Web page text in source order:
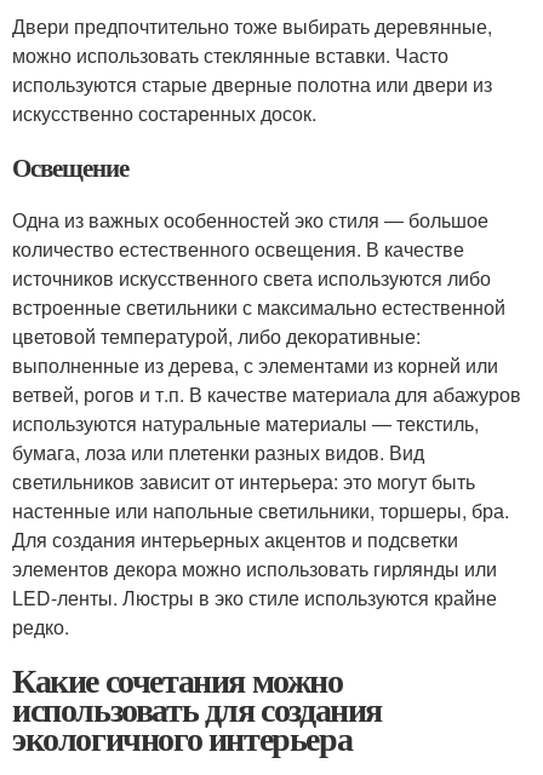
Двери предпочтительно тоже выбирать деревянные,
можно использовать стеклянные вставки. Часто
используются старые дверные полотна или двери из
искусственно состаренных досок.
Освещение
Одна из важных особенностей эко стиля ― большое
количество естественного освещения. В качестве
источников искусственного света используются либо
встроенные светильники с максимально естественной
цветовой температурой, либо декоративные:
выполненные из дерева, с элементами из корней или
ветвей, рогов и т.п. В качестве материала для абажуров
используются натуральные материалы ― текстиль,
бумага, лоза или плетенки разных видов. Вид
светильников зависит от интерьера: это могут быть
настенные или напольные светильники, торшеры, бра.
Для создания интерьерных акцентов и подсветки
элементов декора можно использовать гирлянды или
LED-ленты. Люстры в эко стиле используются крайне
редко.
Какие сочетания можно
использовать для создания
экологичного интерьера